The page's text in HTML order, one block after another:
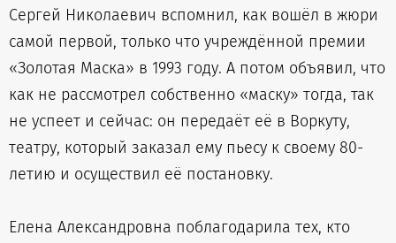
Сергей Николаевич вспомнил, как вошёл в жюри
самой первой, только что учреждённой премии
«Золотая Маска» в 1993 году. А потом объявил, что
как не рассмотрел собственно «маску» тогда, так
не успеет и сейчас: он передаёт её в Воркуту,
театру, который заказал ему пьесу к своему 80-
летию и осуществил её постановку.
Елена Александровна поблагодарила тех, кто